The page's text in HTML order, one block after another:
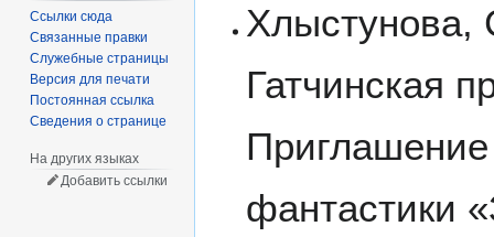
Хлыстунова,
Гатчинская
фантастики
Ссылки сюда
Связанные правки
Служебные страницы
Версия для печати
Постоянная ссылка
Сведения о странице
На других языках
Добавить ссылки